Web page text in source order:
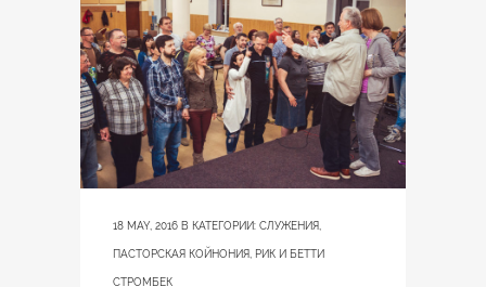
18 MAY, 2016 В КАТЕГОРИИ: СЛУЖЕНИЯ
ПАСТОРСКАЯ КОЙНОНИЯ РИК И БЕТТИ
СТРОМБЕК